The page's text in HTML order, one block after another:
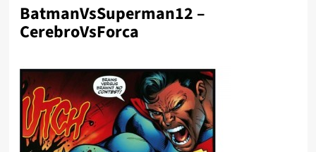
BatmanVsSuperman12 –
CerebroVsForca